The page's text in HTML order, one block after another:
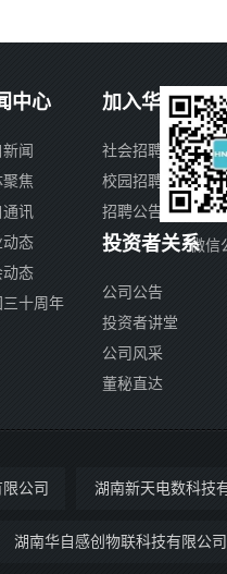
中心
闻
焦
通讯
动态
动态
三十周年
加入华自
社会招聘
校园招聘
招聘公告
投资者关系
公司公告
投资者讲堂
公司风采
董秘直达
微信
公司 湖南新天电数科技
湖南华自感创物联科技有限公司